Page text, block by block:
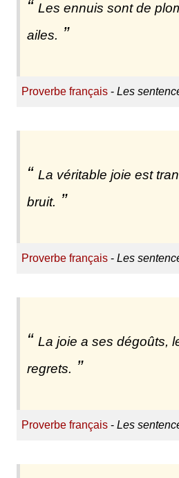
Les ennuis sont de
ailes.
Proverbe français- Les
La véritable joie est
bruit.
Proverbe français- Les
La joie a ses dégoûts,
regrets.
Proverbe français- Les